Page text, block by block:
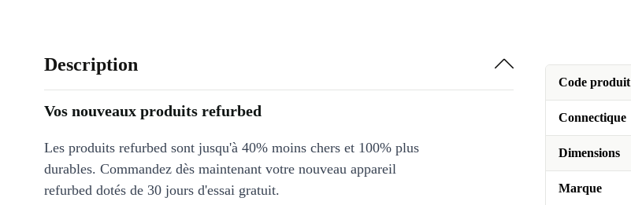
Code produit
Connectique
Dimensions
Marque
Description
Vos nouveaux produits refurbed
Les produits refurbed sont jusqu'à 40% moins chers et 100% plus
durables. Commandez dès maintenant votre nouveau appareil
refurbed dotés de 30 jours d'essai gratuit.